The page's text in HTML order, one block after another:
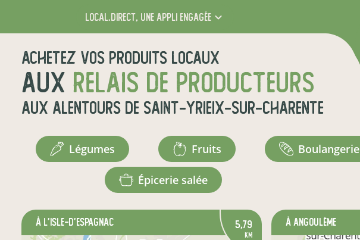
local.direct, une appli engagée
Achetez vos produits locaux
aux relais de producteurs
aux alentours de Saint-Yrieix-sur-Charente
légumes fruits boulangerie
épicerie salée
à L'Isle-d'Espagnac 5,79
km
à Angoulême